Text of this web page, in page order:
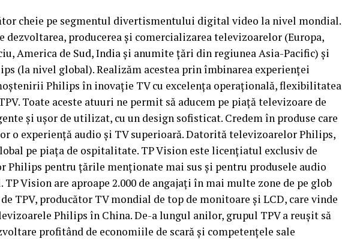
cheie pe segmentul divertismentului digital video la nivel mondial.
dezvoltarea, producerea şi comercializarea televizoarelor (Europa,
America de Sud, India şi anumite ţări din regiunea Asia-Pacific) și
(la nivel global). Realizăm acestea prin îmbinarea experienţei
Philips în inovaţie TV cu excelenţa operaţională, flexibilitatea
Toate aceste atuuri ne permit să aducem pe piaţă televizoare de
şi uşor de utilizat, cu un design sofisticat. Credem în produse care
o experienţă audio și TV superioară. Datorită televizoarelor Philips,
pe piaţa de ospitalitate. TP Vision este licenţiatul exclusiv de
Philips pentru ţările menţionate mai sus și pentru produsele audio
Vision are aproape 2.000 de angajaţi în mai multe zone de pe glob
TPV, producător TV mondial de top de monitoare şi LCD, care vinde
Philips în China. De-a lungul anilor, grupul TPV a reuşit să
profitând de economiile de scară şi competenţele sale